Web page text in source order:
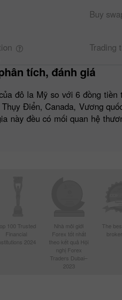
Buy
Trading
tích, đánh giá
đô la Mỹ so với 6 đồng tiền
Điển, Canada, Vương
này đều có mối quan hệ
100 Trusted
Financial
2024
Nhà môi giới
Forex tốt nhất
theo kết quả Hội
nghị Forex
Traders Dubai–
2023
The